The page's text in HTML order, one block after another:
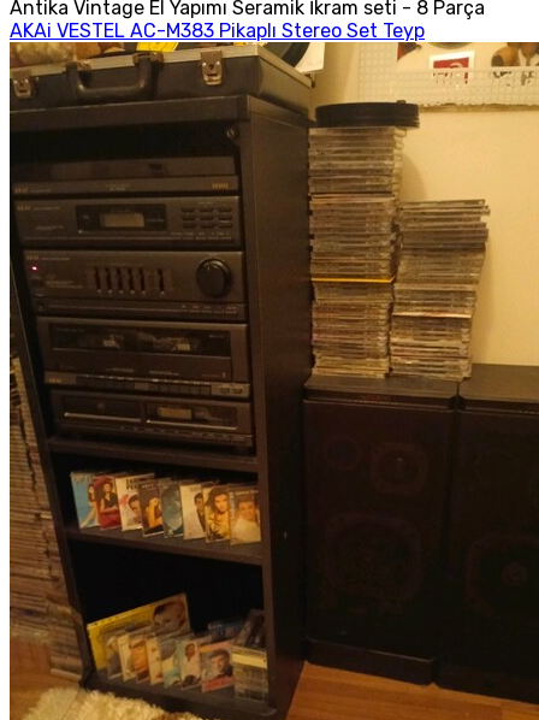
Antika Vintage El Yapımı Seramik İkram seti - 8 Parça
AKAi VESTEL AC-M383 Pikaplı Stereo Set Teyp